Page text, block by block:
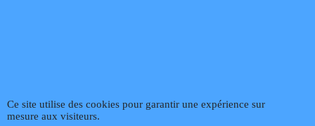
Ce site utilise des cookies pour garantir une expérience sur
mesure aux visiteurs.